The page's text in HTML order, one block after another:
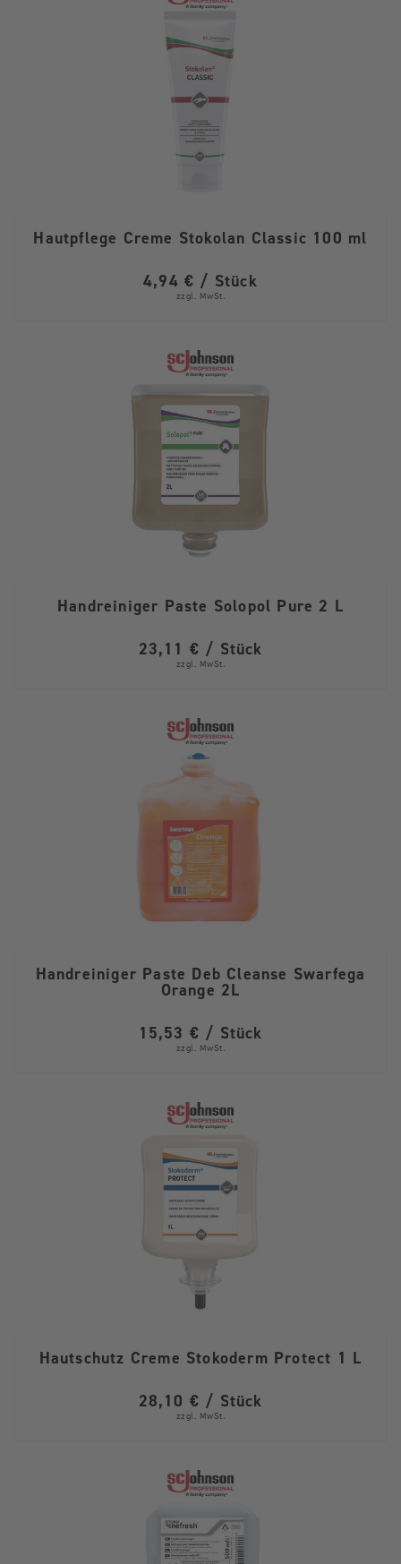
Hautpflege Creme Stokolan Classic 100 ml
4,94 € / Stück
zzgl. MwSt.
Handreiniger Paste Solopol Pure 2 L
23,11 € / Stück
zzgl. MwSt.
Handreiniger Paste Deb Cleanse Swarfega
Orange 2L
15,53 € / Stück
zzgl. MwSt.
Hautschutz Creme Stokoderm Protect 1 L
28,10 € / Stück
zzgl. MwSt.